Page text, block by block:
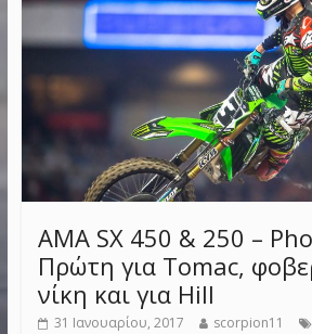
AMA SX 450 & 250 –
Πρώτη για Tomac,
νίκη και για Hill
31 Ιανουαρίου, 2017 scorpion11